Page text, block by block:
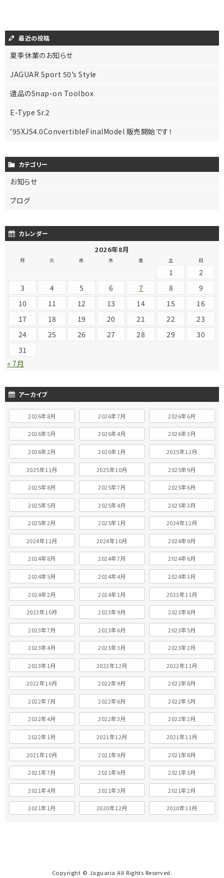
最近の投稿
夏季休業のお知らせ
JAGUAR Sport 50’s Style
遺品のSnap-on Toolbox
E-Type Sr.2
’95XJS4.0ConvertibleFinalModel 販売開始です！
カテゴリー
お知らせ
ブログ
カレンダー
2026年8月
月 火 水 木 金 土 日
1
2
3
4 5 6 7 8
9
10
11 12 13 14 15
16
17
18 19 20 21 22
23
24
25 26 27 28 29
30
31
« 7月
アーカイブ
2026年8月 2026年7月 2026年6月
2026年5月 2026年4月 2026年3月
2026年2月 2026年1月 2025年12月
2025年11月 2025年10月 2025年9月
2025年8月 2025年7月 2025年6月
2025年5月 2025年4月 2025年3月
2025年2月 2025年1月 2024年12月
2024年11月 2024年10月 2024年9月
2024年8月 2024年7月 2024年6月
2024年5月 2024年4月 2024年3月
2024年2月 2024年1月 2023年11月
2023年10月 2023年9月 2023年8月
2023年7月 2023年6月 2023年5月
2023年4月 2023年3月 2023年2月
2023年1月 2022年12月 2022年11月
2022年10月 2022年9月 2022年8月
2022年7月 2022年6月 2022年5月
2022年4月 2022年3月 2022年2月
2022年1月 2021年12月 2021年11月
2021年10月 2021年9月 2021年8月
2021年7月 2021年6月 2021年5月
2021年4月 2021年3月 2021年2月
2021年1月 2020年12月 2020年11月
Copyright © Jaguaria All Rights Reserved.